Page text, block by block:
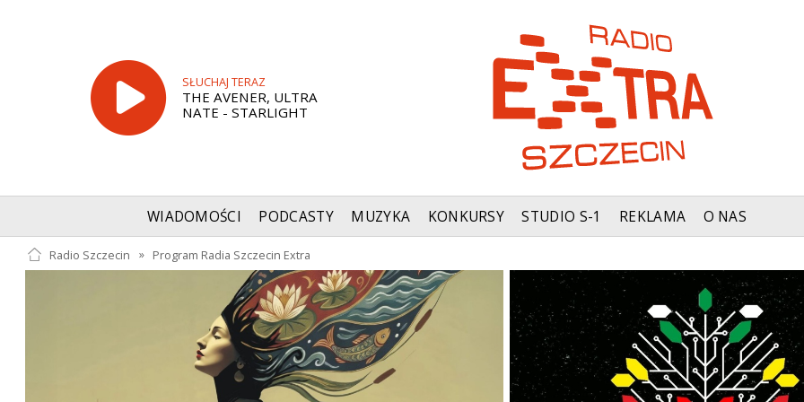
SŁUCHAJ TERAZ
THE AVENER, ULTRA
NATE - STARLIGHT
WIADOMOŚCI PODCASTY MUZYKA KONKURSY STUDIO S-1 REKLAMA O NAS
Radio Szczecin » Program Radia Szczecin Extra